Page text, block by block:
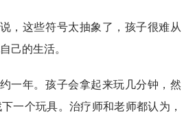
，这些符号太抽象了，孩子很难从
己的生活。
一年。孩子会拿起来玩几分钟，然
一个玩具。治疗师和老师都认为，